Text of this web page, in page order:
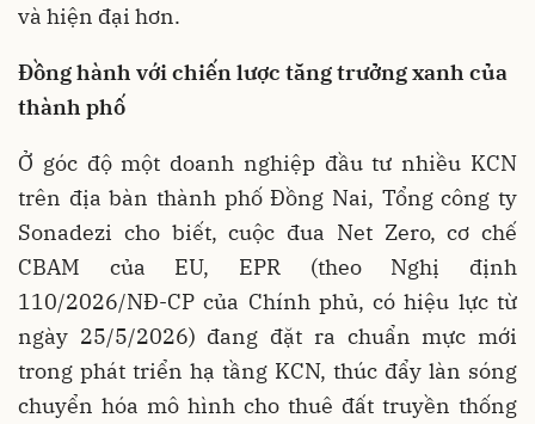
và hiện đại hơn.
Đồng hành với chiến lược tăng trưởng xanh của
thành phố
Ở góc độ một doanh nghiệp đầu tư nhiều KCN
trên địa bàn thành phố Đồng Nai, Tổng công ty
Sonadezi cho biết, cuộc đua Net Zero, cơ chế
CBAM của EU, EPR (theo Nghị định
110/2026/NĐ-CP của Chính phủ, có hiệu lực từ
ngày 25/5/2026) đang đặt ra chuẩn mực mới
trong phát triển hạ tầng KCN, thúc đẩy làn sóng
chuyển hóa mô hình cho thuê đất truyền thống